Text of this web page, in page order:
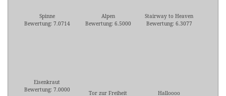
Spinne
Bewertung: 7.0714
Alpen
Bewertung: 6.5000
Stairway to Heaven
Bewertung: 6.3077
Eisenkraut
Bewertung: 7.0000
Tor zur Freiheit
Halloooo